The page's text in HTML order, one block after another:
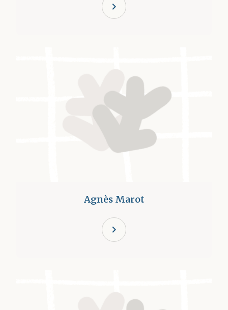
chevron_right
Agnès Marot
chevron_right